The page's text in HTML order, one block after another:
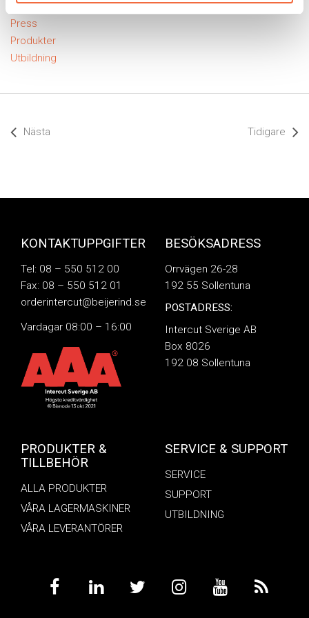
Okategoriserade
Press
Produkter
Utbildning
Nästa Tidigare
KONTAKTUPPGIFTER
Tel: 08 – 550 512 00
Fax: 08 – 550 512 01
orderintercut@beijerind.se
Vardagar 08:00 – 16:00
BESÖKSADRESS
Orrvägen 26-28
192 55 Sollentuna
POSTADRESS:
Intercut Sverige AB
Box 8026
192 08 Sollentuna
PRODUKTER &
TILLBEHÖR
ALLA PRODUKTER
VÅRA LAGERMASKINER
VÅRA LEVERANTÖRER
SERVICE & SUPPORT
SERVICE
SUPPORT
UTBILDNING